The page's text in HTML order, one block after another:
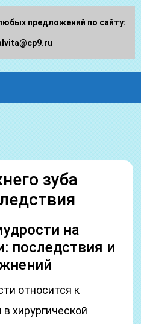
зуба
на
последствия и
относится к
хирургической
предложений по сайту: